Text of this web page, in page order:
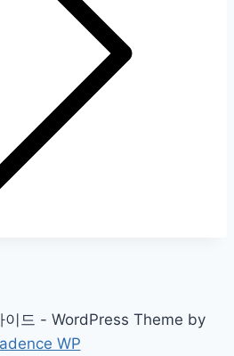
드 - WordPress Theme by
WP